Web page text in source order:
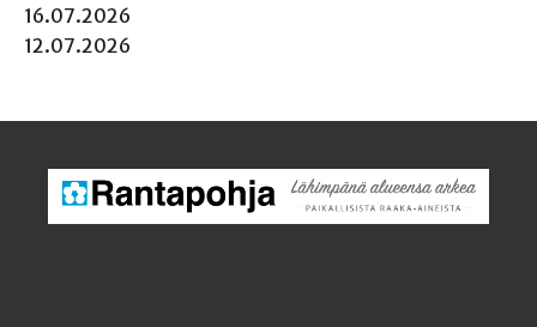
16.07.2026
12.07.2026